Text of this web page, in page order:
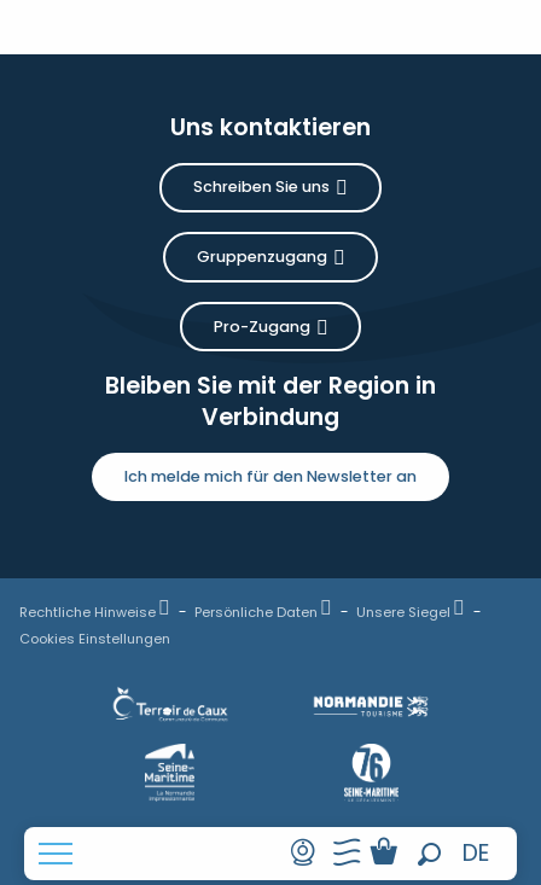
DE
FR
Uns kontaktieren
Schreiben Sie uns
Gruppenzugang
Pro-Zugang
Bleiben Sie mit der Region in
Verbindung
Ich melde mich für den Newsletter an
Rechtliche Hinweise Persönliche Daten
Unsere Siegel
Cookies Einstellungen